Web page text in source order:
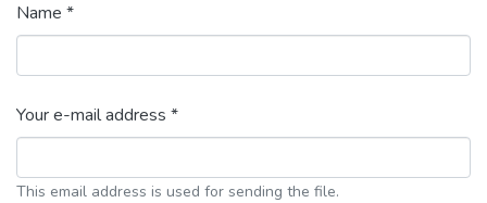
Name *
Your e-mail address *
This email address is used for sending the file.